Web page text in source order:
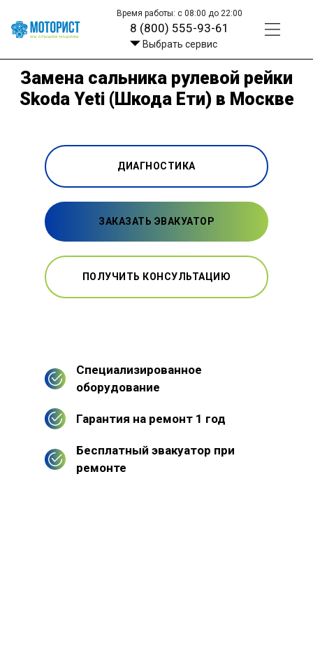
Время работы: с 08:00 до 22:00
8 (800) 555-93-61
Выбрать сервис
Замена сальника рулевой рейки
Skoda Yeti (Шкода Ети) в Москве
ДИАГНОСТИКА
ЗАКАЗАТЬ ЭВАКУАТОР
ПОЛУЧИТЬ КОНСУЛЬТАЦИЮ
Специализированное
оборудование
Гарантия на ремонт 1 год
Бесплатный эвакуатор при
ремонте